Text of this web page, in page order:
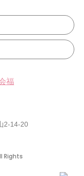
2-14-20
Rights